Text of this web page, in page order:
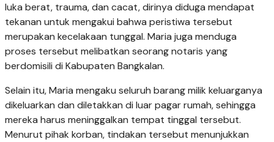
luka berat, trauma, dan cacat, dirinya diduga mendapat
tekanan untuk mengakui bahwa peristiwa tersebut
merupakan kecelakaan tunggal. Maria juga menduga
proses tersebut melibatkan seorang notaris yang
berdomisili di Kabupaten Bangkalan.
Selain itu, Maria mengaku seluruh barang milik keluarganya
dikeluarkan dan diletakkan di luar pagar rumah, sehingga
mereka harus meninggalkan tempat tinggal tersebut.
Menurut pihak korban, tindakan tersebut menunjukkan